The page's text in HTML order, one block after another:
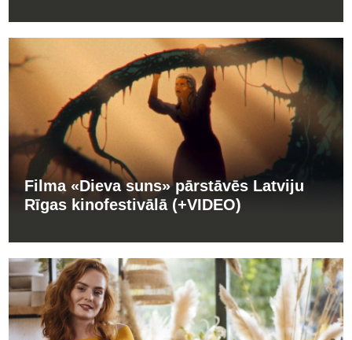
Filma «Dieva suns» pārstāvēs Latviju
Rīgas kinofestivālā (+VIDEO)